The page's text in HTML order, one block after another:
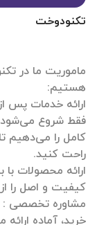
تکنودوخت
ماموریت ما در
ارائه خدمات پس
فقط شروع
کامل را می‌دهیم
ارائه محصولات با
مشاوره تخصصی :